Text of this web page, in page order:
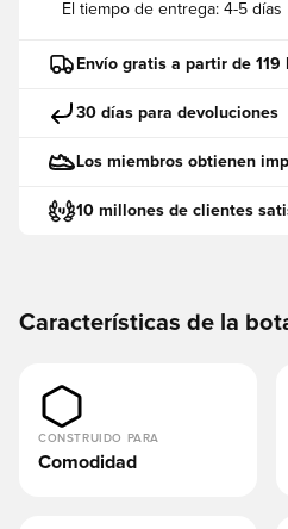
El tiempo de entrega: 4-5 días
Envío gratis a partir de 119
30 días para devoluciones
Los miembros obtienen
10 millones de clientes
Características de la
CONSTRUIDO PARA
Comodidad